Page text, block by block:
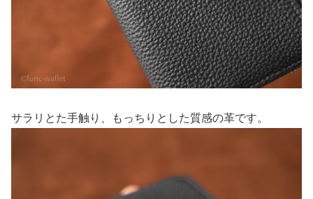
サラリとた手触り、もっちりとした質感の革です。